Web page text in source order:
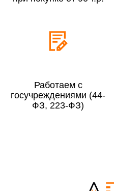
До 300 000 руб.
Свыше 300 000 руб.
Сборка в выходные дни и
Работаем с
госучреждениями (44-
ФЗ, 223-ФЗ)